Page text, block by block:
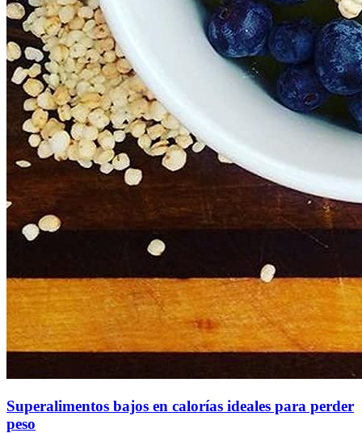
Superalimentos bajos en calorías ideales para perder
peso